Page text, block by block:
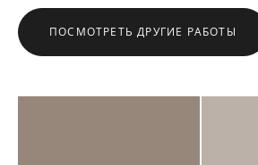
ПОСМОТРЕТЬ ДРУГИЕ РАБОТЫ